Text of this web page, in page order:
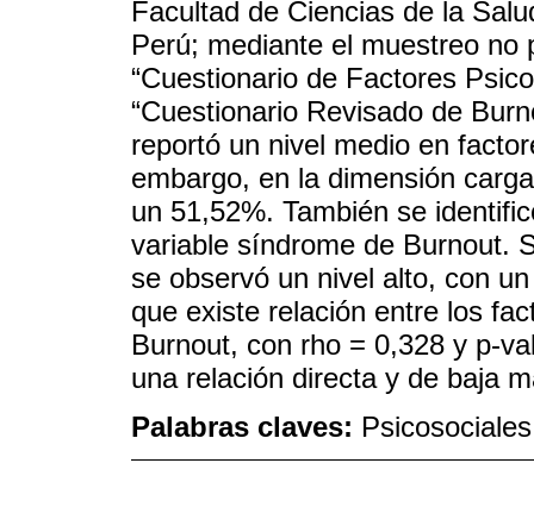
Facultad de Ciencias de la
Perú; mediante el muestreo
“Cuestionario de Factores
“Cuestionario Revisado de
reportó un nivel medio en
embargo, en la dimensión
un 51,52%. También se
variable síndrome de Burnout.
se observó un nivel alto, con
que existe relación entre los
Burnout, con rho = 0,328 y p-
una relación directa y de baja
Palabras claves: